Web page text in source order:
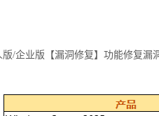
/企业版【漏洞修复】功能修复漏洞